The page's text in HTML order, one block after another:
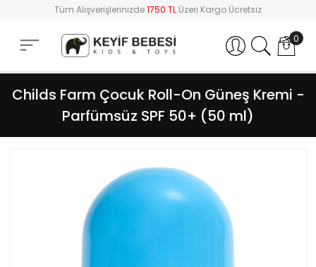
Tüm Alışverişlerinizde1750 TL Üzeri Kargo Ücretsiz
Hesabım 0
Childs Farm Çocuk Roll-On Güneş Kremi -
Parfümsüz SPF 50+ (50 ml)